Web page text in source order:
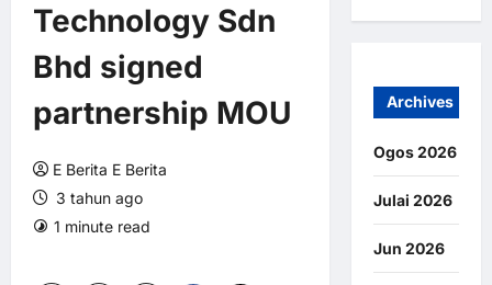
Technology Sdn
Bhd signed
partnership MOU
E Berita E Berita
3 tahun ago
1 minute read
Archives
Ogos 2026
Julai 2026
Jun 2026